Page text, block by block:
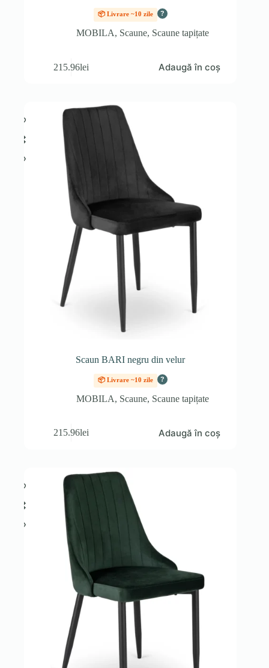
📦 Livrare ~10 zile ?
MOBILA, Scaune, Scaune tapițate
215.96lei Adaugă în coș
Scaun BARI negru din velur
📦 Livrare ~10 zile ?
MOBILA, Scaune, Scaune tapițate
215.96lei Adaugă în coș